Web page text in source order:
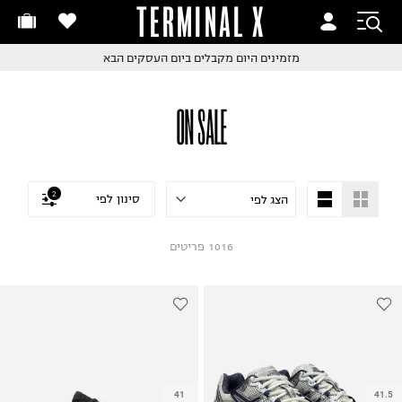
TERMINAL X
מזמינים היום מקבלים ביום העסקים הבא
ON SALE
סינון לפי 2
1016 פריטים
41.5
41